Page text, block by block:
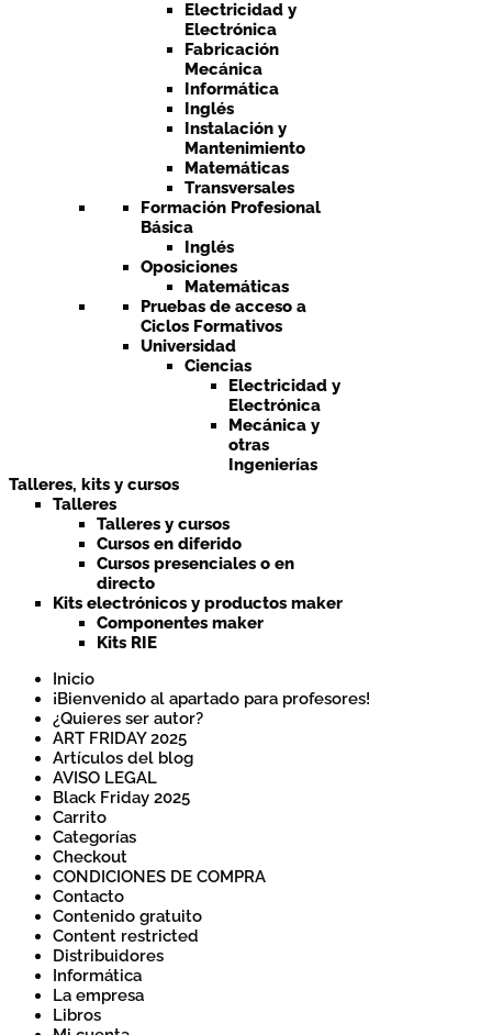
Electricidad y
Electrónica
Fabricación
Mecánica
Informática
Inglés
Instalación y
Mantenimiento
Matemáticas
Transversales
Formación Profesional
Básica
Inglés
Oposiciones
Matemáticas
Pruebas de acceso a
Ciclos Formativos
Universidad
Ciencias
Electricidad y
Electrónica
Mecánica y
otras
Ingenierías
Talleres, kits y cursos
Talleres
Talleres y cursos
Cursos en diferido
Cursos presenciales o en
directo
Kits electrónicos y productos maker
Componentes maker
Kits RIE
Inicio
¡Bienvenido al apartado para profesores!
¿Quieres ser autor?
ART FRIDAY 2025
Artículos del blog
AVISO LEGAL
Black Friday 2025
Carrito
Categorías
Checkout
CONDICIONES DE COMPRA
Contacto
Contenido gratuito
Content restricted
Distribuidores
Informática
La empresa
Libros